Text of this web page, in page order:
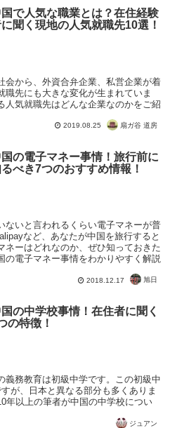
国で人気な職業とは？在住経験
聞く現地の人気就職先10選！
会から、外資合弁企業、私営企業が着
職先にも大きな変化が生まれていま
人気就職先はどんな企業なのかをご紹
2019.08.25 扇ガ谷 道房
国の電子マネー事情！旅行前に
べき7つのおすすめ情報！
ないと言われるくらい電子マネーが普
など、あなたが中国を旅行すると
ネーはどれなのか、ぜひ知っておきた
の電子マネー事情をわかりやすく解説
2018.12.17 旭日
の中学校事情！在住者に聞く
の特徴！
義務教育は初級中学です。この初級中
が、日本と異なる部分も多くありま
年以上の筆者が中国の中学校につい
ジュアン